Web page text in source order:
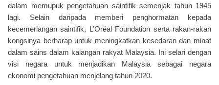
dalam memupuk pengetahuan saintifik semenjak tahun 1945
lagi. Selain daripada memberi penghormatan kepada
kecemerlangan saintifik, L’Oréal Foundation serta rakan-rakan
kongsinya berharap untuk meningkatkan kesedaran dan minat
dalam sains dalam kalangan rakyat Malaysia. Ini selari dengan
visi negara untuk menjadikan Malaysia sebagai negara
ekonomi pengetahuan menjelang tahun 2020.